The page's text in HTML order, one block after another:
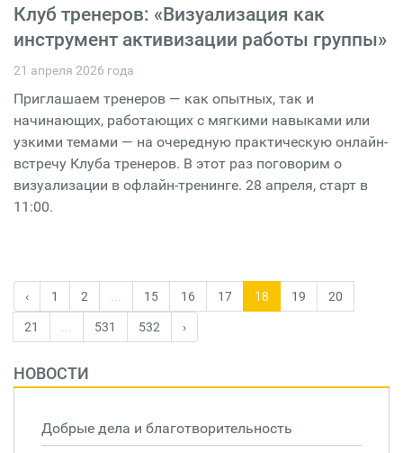
Клуб тренеров: «Визуализация как
инструмент активизации работы группы»
21 апреля 2026 года
Приглашаем тренеров — как опытных, так и
начинающих, работающих с мягкими навыками или
узкими темами — на очередную практическую онлайн-
встречу Клуба тренеров. В этот раз поговорим о
визуализации в офлайн-тренинге. 28 апреля, старт в
11:00.
‹ 1 2 15 16 17 18 19 20
21 531 532 ›
НОВОСТИ
Добрые дела и благотворительность